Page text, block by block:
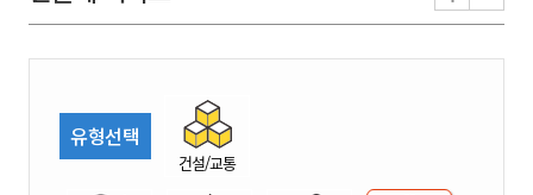
권
시
열
유형선택
건설/교통